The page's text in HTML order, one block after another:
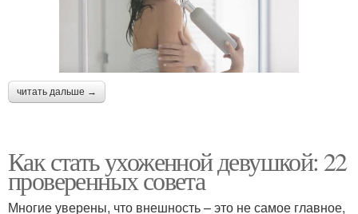
читать дальше →
Как стать ухоженной девушкой: 22
проверенных совета
Многие уверены, что внешность – это не самое главное,